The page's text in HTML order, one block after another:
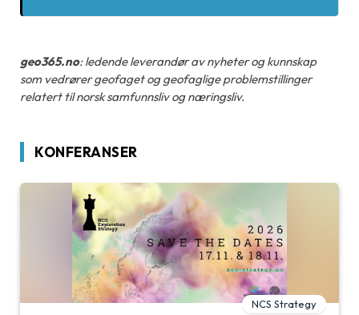
geo365.no: ledende leverandør av nyheter og kunnskap
som vedrører geofaget og geofaglige problemstillinger
relatert til norsk samfunnsliv og næringsliv.
KONFERANSER
NCS Strategy